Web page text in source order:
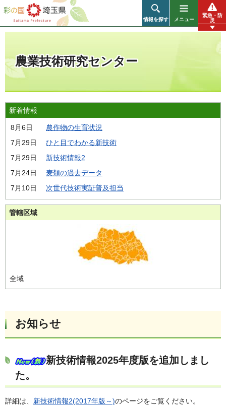
彩の国 埼玉県
情報を探す メニュー
緊急・防
災
農業技術研究センター
新着情報
8月6日
農作物の生育状況
7月29日
ひと目でわかる新技術
7月29日
新技術情報2
7月24日
麦類の過去データ
7月10日
次世代技術実証普及担当
管轄区域
全域
お知らせ
新技術情報2025年度版を追加しまし
た。
詳細は、 新技術情報2(2017年版～)のページをご覧ください。